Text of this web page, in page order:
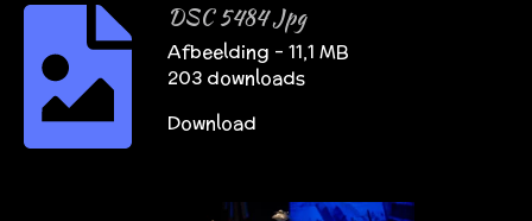
DSC 5484 Jpg
Afbeelding – 11,1 MB
203 downloads
Download